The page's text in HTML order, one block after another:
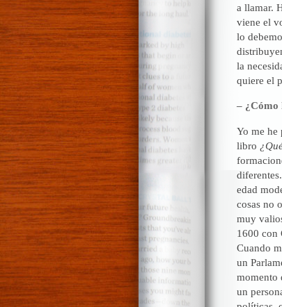
a llamar.
viene el
lo
la
quiere el
– ¿Cómo
Yo me he
libro
edad
cosas no
muy
1600 con
Cuando
un
momento
un